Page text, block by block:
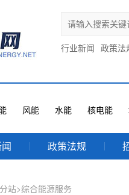
行业新闻 政策法
风能 水能 核电能
政策法规
分站>综合能源服务